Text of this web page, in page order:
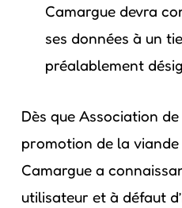
Camargue devra
ses données à un
préalablement
Dès que Association
promotion de la viande
Camargue a
utilisateur et à défaut